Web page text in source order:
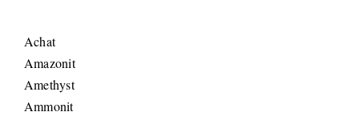
Achat
Amazonit
Amethyst
Ammonit